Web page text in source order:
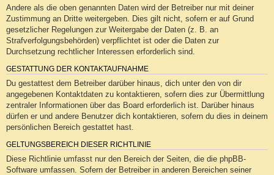
Andere als die oben genannten Daten wird der Betreiber nur mit deiner
Zustimmung an Dritte weitergeben. Dies gilt nicht, sofern er auf Grund
gesetzlicher Regelungen zur Weitergabe der Daten (z. B. an
Strafverfolgungsbehörden) verpflichtet ist oder die Daten zur
Durchsetzung rechtlicher Interessen erforderlich sind.
GESTATTUNG DER KONTAKTAUFNAHME
Du gestattest dem Betreiber darüber hinaus, dich unter den von dir
angegebenen Kontaktdaten zu kontaktieren, sofern dies zur Übermittlung
zentraler Informationen über das Board erforderlich ist. Darüber hinaus
dürfen er und andere Benutzer dich kontaktieren, sofern du dies in deinem
persönlichen Bereich gestattet hast.
GELTUNGSBEREICH DIESER RICHTLINIE
Diese Richtlinie umfasst nur den Bereich der Seiten, die die phpBB-
Software umfassen. Sofern der Betreiber in anderen Bereichen seiner